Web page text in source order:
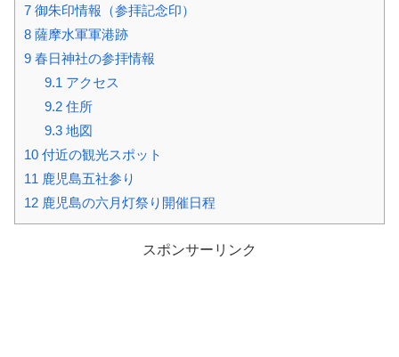
7 御朱印情報（参拝記念印）
8 薩摩水軍軍港跡
9 春日神社の参拝情報
9.1 アクセス
9.2住所
9.3地図
10 付近の観光スポット
11 鹿児島五社参り
12 鹿児島の六月灯祭り開催日程
スポンサーリンク